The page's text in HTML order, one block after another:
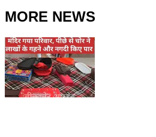
MORE NEWS